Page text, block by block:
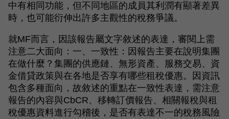
中有相同功能，但不同地區的成員其利潤有顯著差異
時，也可能衍伸出許多主觀性的稅務爭議。
就MF而言，因該報告屬文字敘述的表達，審閱上需
注意二大面向：一、一致性：因報告主要在說明集團
在做什麼？集團的供應鏈、無形資產、服務交易、資
金借貸政策與在各地是否享有哪些租稅優惠。因資訊
包含多種面向，故敘述的重點在一致性表達，需注意
報告的內容與CbCR、移轉訂價報告、相關報稅與租
稅優惠資料進行勾稽後，是否有表達不一的稅務風險